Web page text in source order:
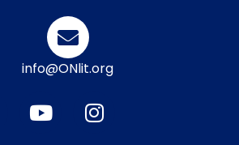
info@ONlit.org